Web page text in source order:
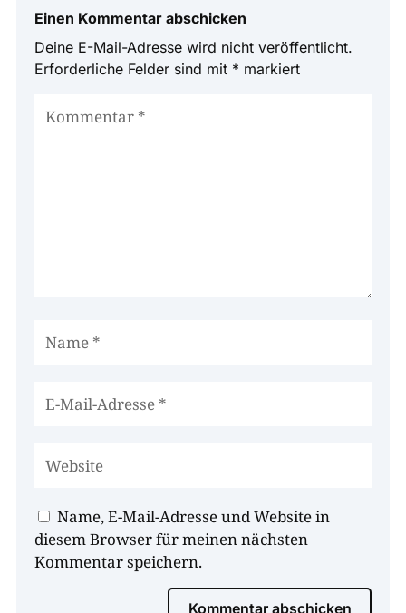
Einen Kommentar abschicken
Deine E-Mail-Adresse wird nicht veröffentlicht.
Erforderliche Felder sind mit * markiert
Name, E-Mail-Adresse und Website in
diesem Browser für meinen nächsten
Kommentar speichern.
Kommentar abschicken